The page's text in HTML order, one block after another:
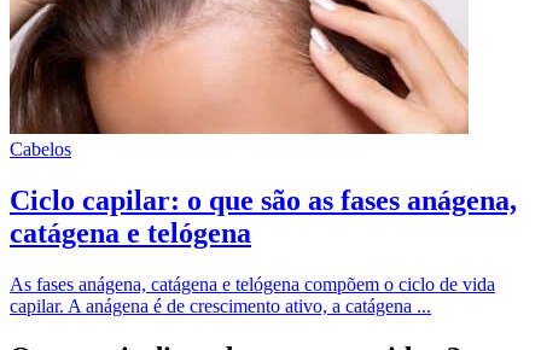
Cabelos
Ciclo capilar: o que são as fases anágena,
catágena e telógena
As fases anágena, catágena e telógena compõem o ciclo de vida
capilar. A anágena é de crescimento ativo, a catágena ...